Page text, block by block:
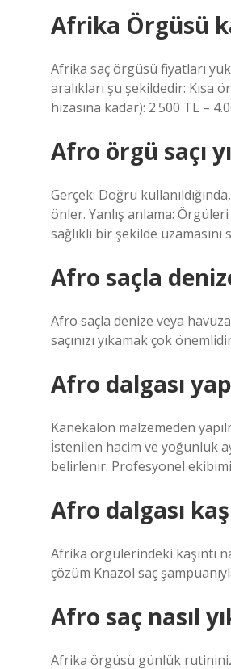
Afrika Örgüsü
Afrika saç örgüsü fiyatları
aralıkları şu şekildedir: Kısa
hizasına kadar): 2.500 TL –
Afro örgü saçı
Gerçek: Doğru
önler. Yanlış anlama:
sağlıklı bir şekilde uzamasını
Afro saçla
Afro saçla denize veya
saçınızı yıkamak çok
Afro dalgası
Kanekalon malzemeden
İstenilen hacim ve yoğunluk
belirlenir. Profesyonel
Afro dalgası
Afrika örgülerindeki kaşıntı
çözüm Knazol saç
Afro saç nasıl
Afrika örgüsü günlük